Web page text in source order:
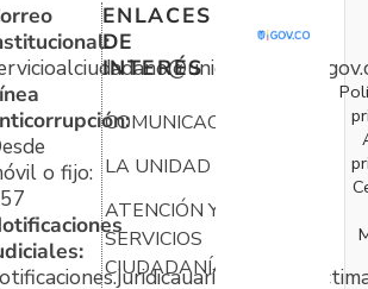
o fijo:
ENLACES
DE
INTERÉS
COMUNICACIONES
LA UNIDAD
ATENCIÓN Y
SERVICIOS
CIUDADANÍA